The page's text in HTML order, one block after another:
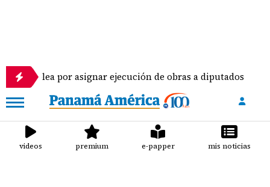
asignar ejecución de obras a diputados
videos premium e-papper mis noticias